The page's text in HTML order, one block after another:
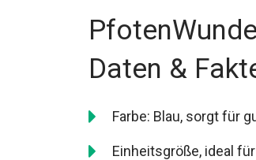
Daten &
Farbe: Blau, sorgt für
Einheitsgröße, ideal